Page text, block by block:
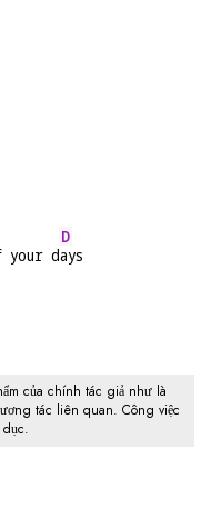
d
D
ays
của chính tác giả như là
tác liên quan. Công việc